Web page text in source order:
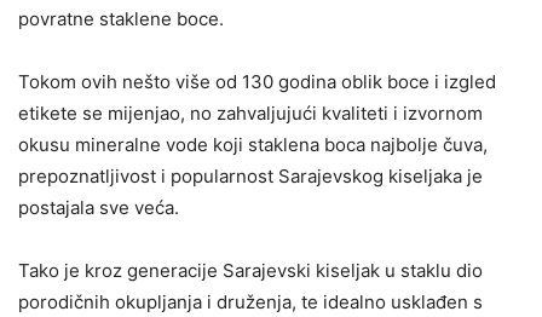
povratne staklene boce.
Tokom ovih nešto više od 130 godina oblik boce i izgled
etikete se mijenjao, no zahvaljujući kvaliteti i izvornom
okusu mineralne vode koji staklena boca najbolje čuva,
prepoznatljivost i popularnost Sarajevskog kiseljaka je
postajala sve veća.
Tako je kroz generacije Sarajevski kiseljak u staklu dio
porodičnih okupljanja i druženja, te idealno usklađen s